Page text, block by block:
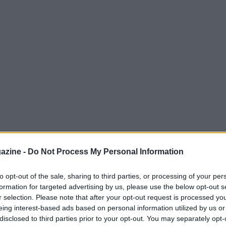
- Do Not Process My Personal Information
opt-out of the sale, sharing to third parties, or processing of your
for targeted advertising by us, please use the below opt-out
selection. Please note that after your opt-out request is processed
interest-based ads based on personal information utilized by us
to third parties prior to your opt-out. You may separately
gare, mercoledì mattina si è svolto il picks
Il Picks, come procedura consolidata
alle prime 3 squadre della classifica della
Jesenice e Val Pusteria, di scegliere i